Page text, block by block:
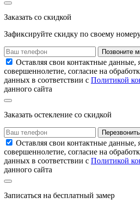
Заказать со скидкой
Зафиксируйте скидку по своему
Позвоните
Оставляя свои контактные данные,
совершеннолетие, согласие на
данных в соответствии с Политикой
данного сайта
Заказать остекление со скидкой
Перезвонить
Оставляя свои контактные данные,
совершеннолетие, согласие на
данных в соответствии с Политикой
данного сайта
Записаться на бесплатный замер